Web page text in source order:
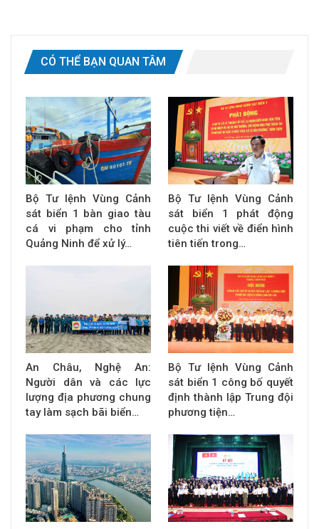
CÓ THỂ BẠN QUAN TÂM
Bộ Tư lệnh Vùng Cảnh
sát biển 1 bàn giao tàu
cá vi phạm cho tỉnh
Quảng Ninh để xử lý…
Bộ Tư lệnh Vùng Cảnh
sát biển 1 phát động
cuộc thi viết về điển hình
tiên tiến trong…
An Châu, Nghệ An:
Người dân và các lực
lượng địa phương chung
tay làm sạch bãi biển…
Bộ Tư lệnh Vùng Cảnh
sát biển 1 công bố quyết
định thành lập Trung đội
phương tiện…